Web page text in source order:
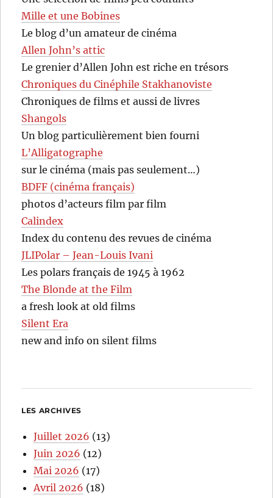
Mille et une Bobines
Le blog d’un amateur de cinéma
Allen John’s attic
Le grenier d’Allen John est riche en trésors
Chroniques du Cinéphile Stakhanoviste
Chroniques de films et aussi de livres
Shangols
Un blog particulièrement bien fourni
L’Alligatographe
sur le cinéma (mais pas seulement…)
BDFF (cinéma français)
photos d’acteurs film par film
Calindex
Index du contenu des revues de cinéma
JLIPolar – Jean-Louis Ivani
Les polars français de 1945 à 1962
The Blonde at the Film
a fresh look at old films
Silent Era
new and info on silent films
LES ARCHIVES
Juillet 2026 (13)
Juin 2026 (12)
Mai 2026 (17)
Avril 2026 (18)